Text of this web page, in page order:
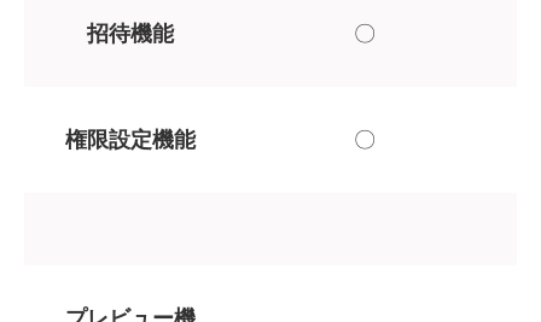
招待機能 〇
権限設定機能 〇